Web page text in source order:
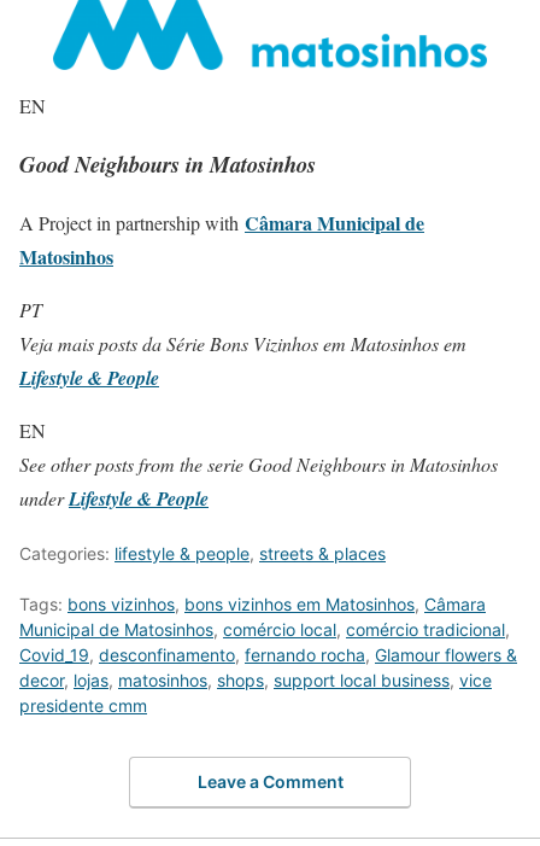
EN
Good Neighbours in Matosinhos
A Project in partnership with Câmara Municipal de
Matosinhos
PT
Veja mais posts da Série Bons Vizinhos em Matosinhos em
Lifestyle & People
EN
See other posts from the serie Good Neighbours in Matosinhos
underLifestyle & People
Categories: lifestyle & people, streets & places
Tags: bons vizinhos, bons vizinhos em Matosinhos, Câmara
Municipal de Matosinhos, comércio local, comércio tradicional,
Covid_19, desconfinamento, fernando rocha, Glamour flowers &
decor, lojas, matosinhos, shops, support local business, vice
presidente cmm
Leave a Comment